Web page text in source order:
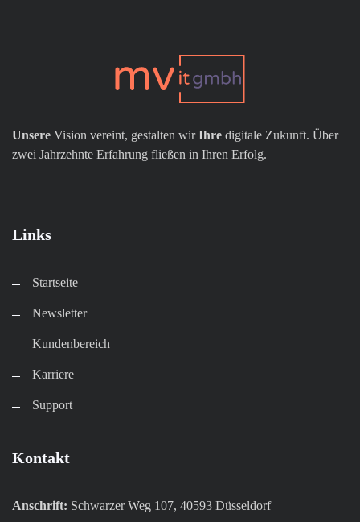
Unsere Vision vereint, gestalten wirIhre digitale Zukunft. Über
zwei Jahrzehnte Erfahrung fließen in Ihren Erfolg.
Links
Startseite
Newsletter
Kundenbereich​
Karriere​
Support
Kontakt
Anschrift: Schwarzer Weg 107, 40593 Düsseldorf